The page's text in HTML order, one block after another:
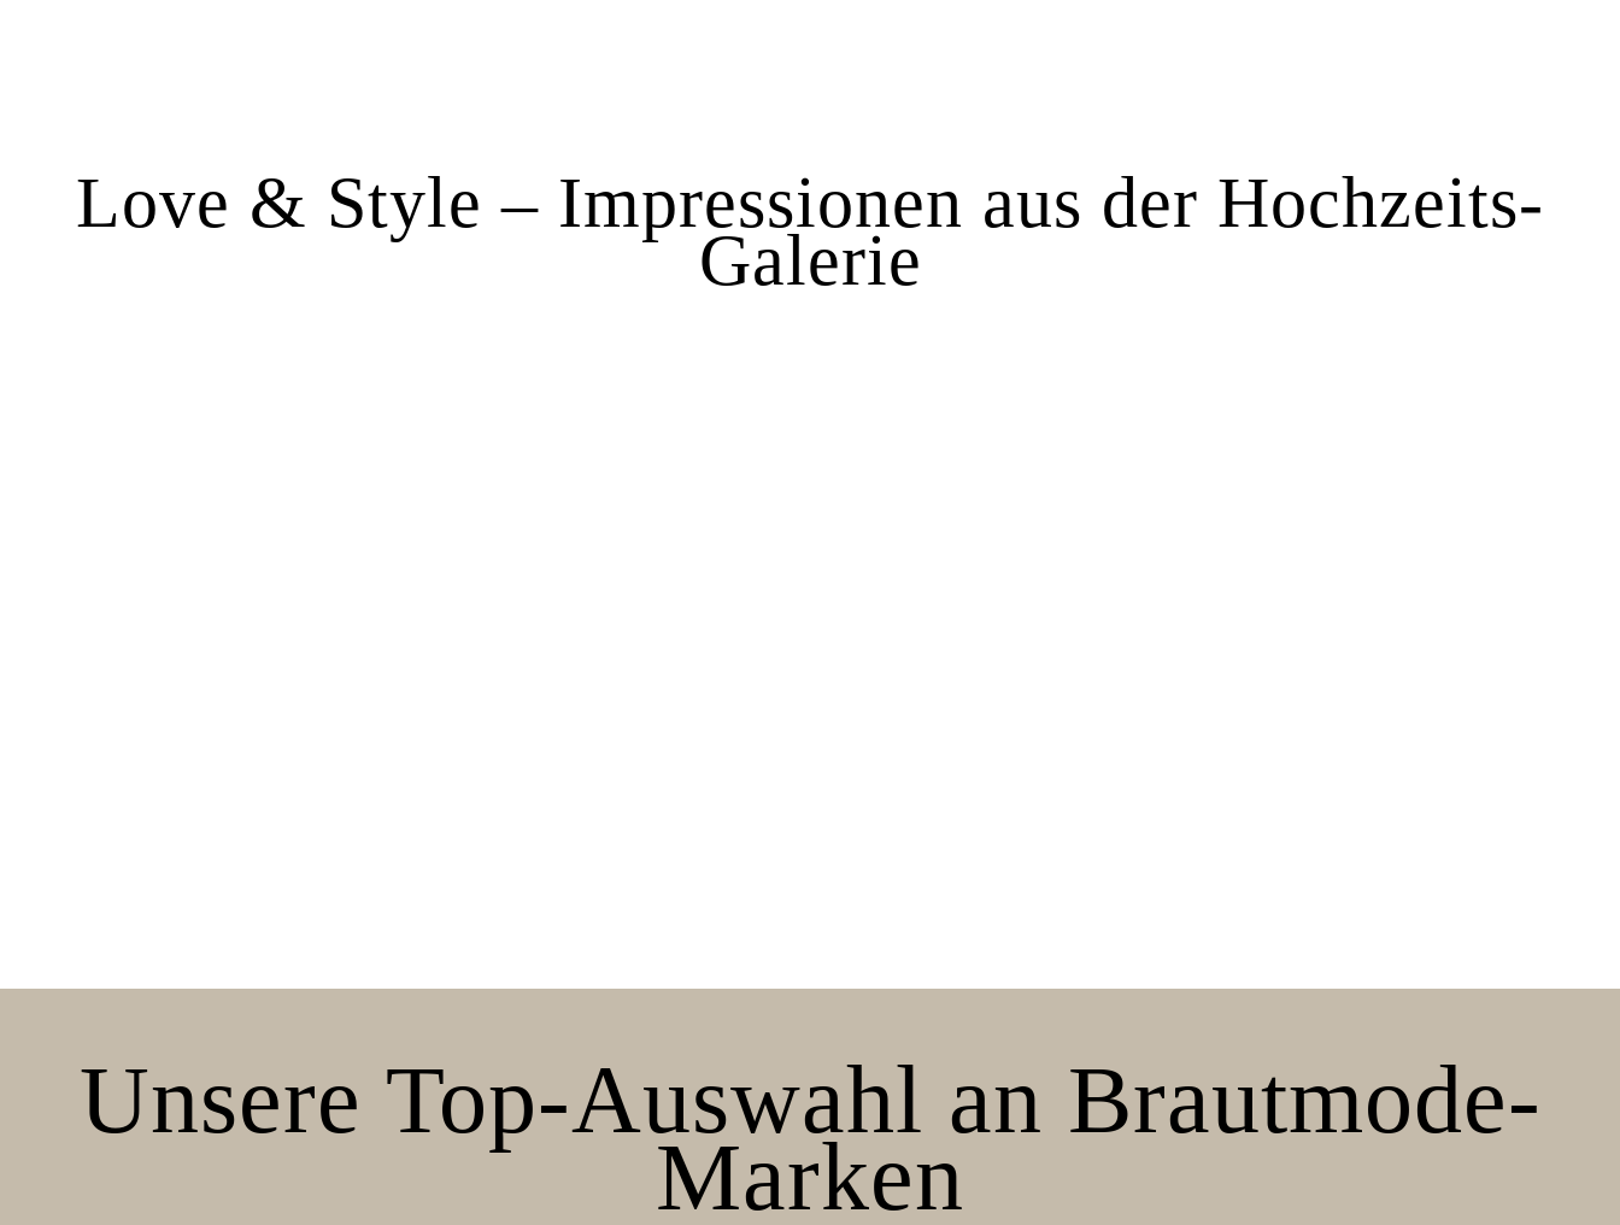
Love & Style – Impressionen aus der Hochzeits-
Galerie
Unsere Top-Auswahl an Brautmode-
Marken